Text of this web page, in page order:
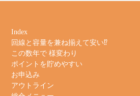
Index
回線と容量を兼ね揃えて安い⁉
この数年で 様変わり
ポイントを貯めやすい
お申込み
アウトライン